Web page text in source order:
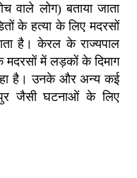
वाले लोग) बताया जाता
के हत्या के लिए मदरसों
है। केरल के राज्यपाल
मदरसों में लड़कों के दिमाग
है। उनके और अन्य कई
जैसी घटनाओं के लिए